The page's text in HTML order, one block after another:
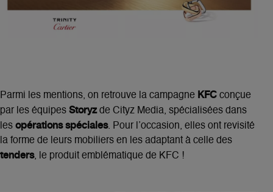
Parmi les mentions, on retrouve la campagne KFC conçue
par les équipes Storyzde Cityz Media, spécialisées dans
les opérations spéciales. Pour l’occasion, elles ont revisité
la forme de leurs mobiliers en les adaptant à celle des
tenders, le produit emblématique de KFC !